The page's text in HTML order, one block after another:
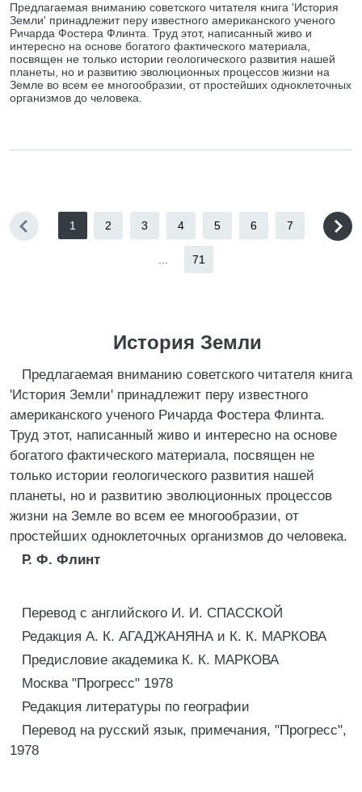
Предлагаемая вниманию советского читателя книга 'История
Земли' принадлежит перу известного американского ученого
Ричарда Фостера Флинта. Труд этот, написанный живо и
интересно на основе богатого фактического материала,
посвящен не только истории геологического развития нашей
планеты, но и развитию эволюционных процессов жизни на
Земле во всем ее многообразии, от простейших одноклеточных
организмов до человека.
1 2 3 4 5 6 7
71
История Земли
Предлагаемая вниманию советского читателя книга
'История Земли' принадлежит перу известного
американского ученого Ричарда Фостера Флинта.
Труд этот, написанный живо и интересно на основе
богатого фактического материала, посвящен не
только истории геологического развития нашей
планеты, но и развитию эволюционных процессов
жизни на Земле во всем ее многообразии, от
простейших одноклеточных организмов до человека.
Р. Ф. Флинт
Перевод с английского И. И. СПАССКОЙ
Редакция А. К. АГАДЖАНЯНА и К. К. МАРКОВА
Предисловие академика К. К. МАРКОВА
Москва "Прогресс" 1978
Редакция литературы по географии
Перевод на русский язык, примечания, "Прогресс",
1978